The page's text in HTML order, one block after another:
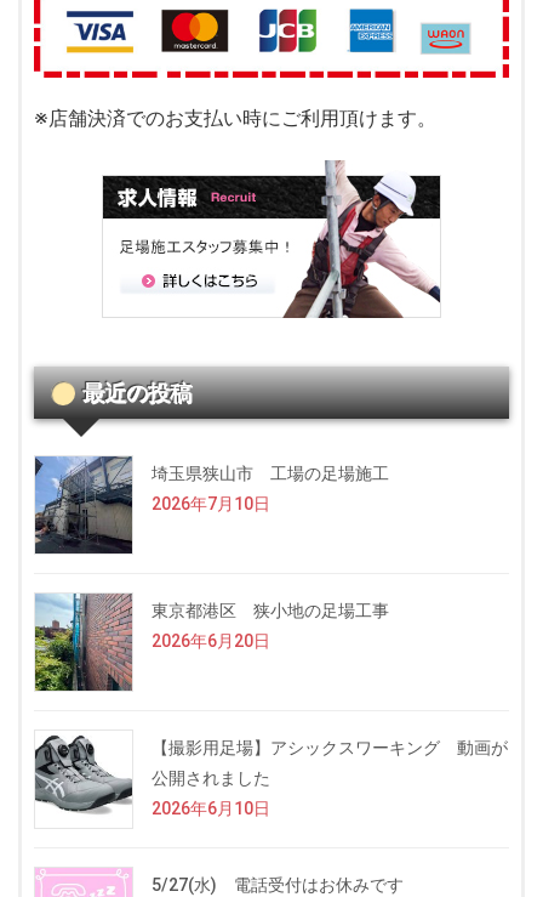
※店舗決済でのお支払い時にご利用頂けます。
最近の投稿
埼玉県狭山市 工場の足場施工
2026年7月10日
東京都港区 狭小地の足場工事
2026年6月20日
【撮影用足場】アシックスワーキング 動画が
公開されました
2026年6月10日
5/27(水) 電話受付はお休みです